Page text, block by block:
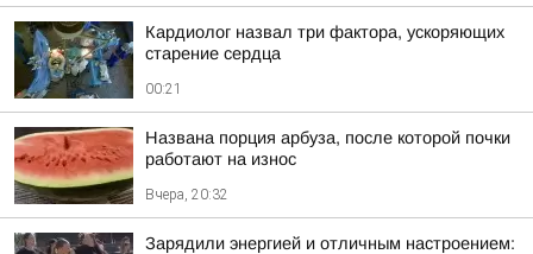
Кардиолог назвал три фактора, ускоряющих
старение сердца
00:21
Названа порция арбуза, после которой почки
работают на износ
Вчера, 20:32
Зарядили энергией и отличным настроением: